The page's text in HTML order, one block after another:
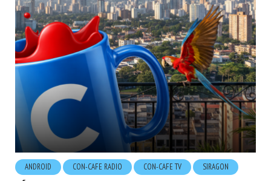
ANDROID CON-CAFE RADIO CON-CAFE TV SIRAGON